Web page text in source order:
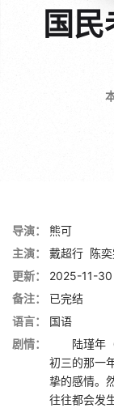
国
导演：
熊可
主演：
戴超行 陈
更新：
2025-11-
备注：
已完结
语言：
国语
剧情：
陆瑾年（
初三的那一
挚的感情。
往往都会发